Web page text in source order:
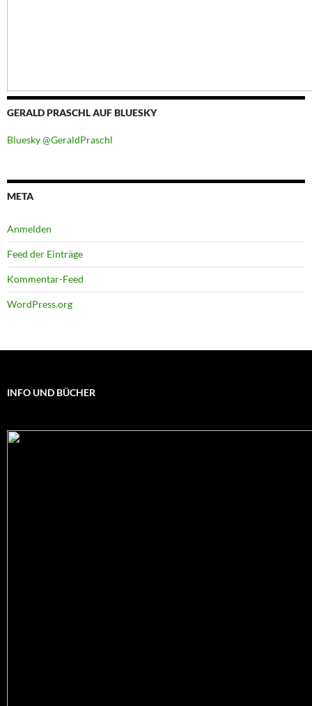
GERALD PRASCHL AUF BLUESKY
Bluesky @GeraldPraschl
META
Anmelden
Feed der Einträge
Kommentar-Feed
WordPress.org
INFO UND BÜCHER